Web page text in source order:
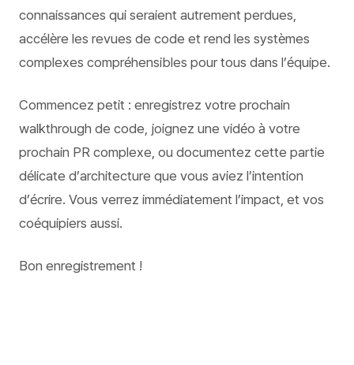
connaissances qui seraient autrement perdues,
accélère les revues de code et rend les systèmes
complexes compréhensibles pour tous dans l’équipe.
Commencez petit : enregistrez votre prochain
walkthrough de code, joignez une vidéo à votre
prochain PR complexe, ou documentez cette partie
délicate d’architecture que vous aviez l’intention
d’écrire. Vous verrez immédiatement l’impact, et vos
coéquipiers aussi.
Bon enregistrement !